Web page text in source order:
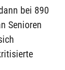
bei 890
Senioren